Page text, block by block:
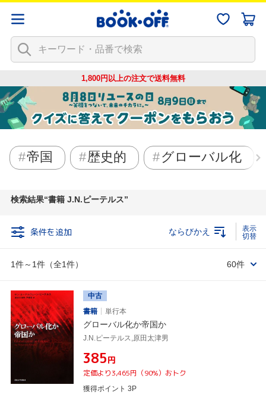
1,800円以上の注文で送料無料
帝国 歴史的 グローバル化
検索結果 書籍 J.N.ピーテルス
条件を追加
1件～1件（全1件）
ならびかえ
60件
中古
書籍
単行本
グローバル化か帝国か
J.N.ピーテルス,原田太津男
¥385円
定価より3,465円（90%）おトク
獲得ポイント 3P